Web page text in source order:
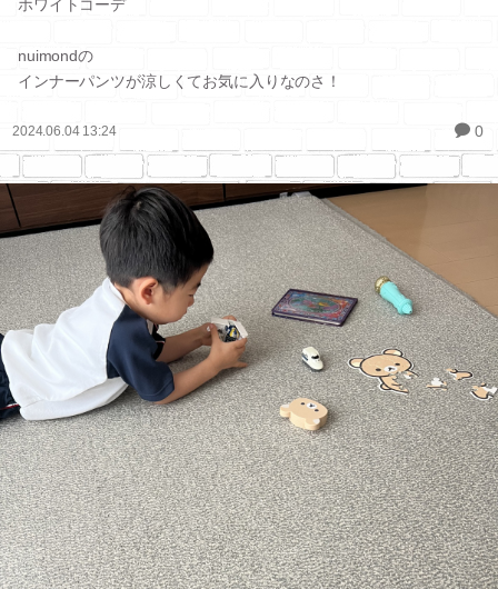
ホワイトコーデ
nuimondの
インナーパンツが涼しくてお気に入りなのさ！
2024.06.04 13:24 0